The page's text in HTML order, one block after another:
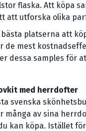
flaska. Att köpa
att utforska olika
platserna att
de mest
dessa samples för
med herrdofter
svenska
många av sina
kan köpa. Istället